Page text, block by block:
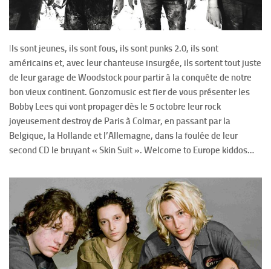
Ils sont jeunes, ils sont fous, ils sont punks 2.0, ils sont
américains et, avec leur chanteuse insurgée, ils sortent tout juste
de leur garage de Woodstock pour partir à la conquête de notre
bon vieux continent. Gonzomusic est fier de vous présenter les
Bobby Lees qui vont propager dès le 5 octobre leur rock
joyeusement destroy de Paris à Colmar, en passant par la
Belgique, la Hollande et l’Allemagne, dans la foulée de leur
second CD le bruyant « Skin Suit ». Welcome to Europe kiddos…